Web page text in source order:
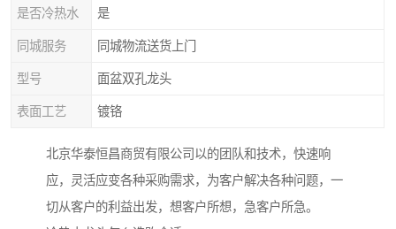
是否冷热水 是
同城服务 同城物流送货上门
型号 面盆双孔龙头
表面工艺 镀铬
北京华泰恒昌商贸有限公司以的团队和技术，快速响
应，灵活应变各种采购需求，为客户解决各种问题，一
切从客户的利益出发，想客户所想，急客户所急。